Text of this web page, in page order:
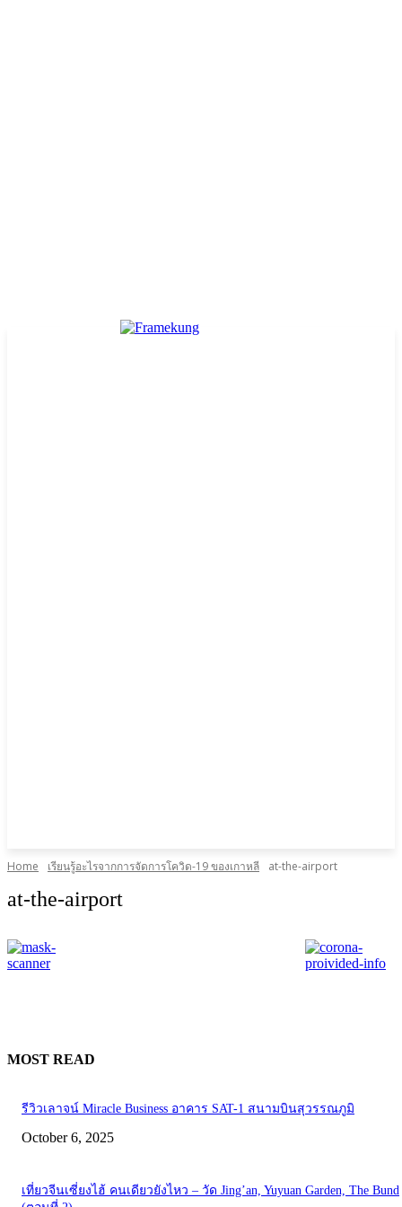
Home เรียนรู้อะไรจากการจัดการโควิด-19 ของเกาหลี at-the-airport
at-the-airport
MOST READ
รีวิวเลาจน์ Miracle Business อาคาร SAT-1 สนามบินสุวรรณภูมิ
October 6, 2025
เที่ยวจีนเซี่ยงไฮ้ คนเดียวยังไหว – วัด Jing’an, Yuyuan Garden, The Bund